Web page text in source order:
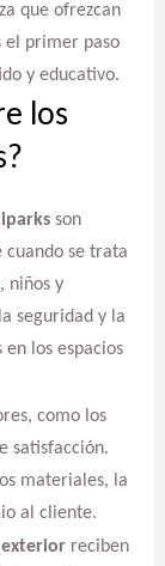
que ofrezcan
el primer paso
y educativo.
los
son
cuando se trata
niños y
seguridad y la
los espacios
como los
satisfacción.
materiales, la
al cliente.
exteriorreciben